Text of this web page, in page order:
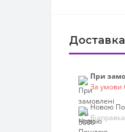
Доставка
При
За умови
Новою